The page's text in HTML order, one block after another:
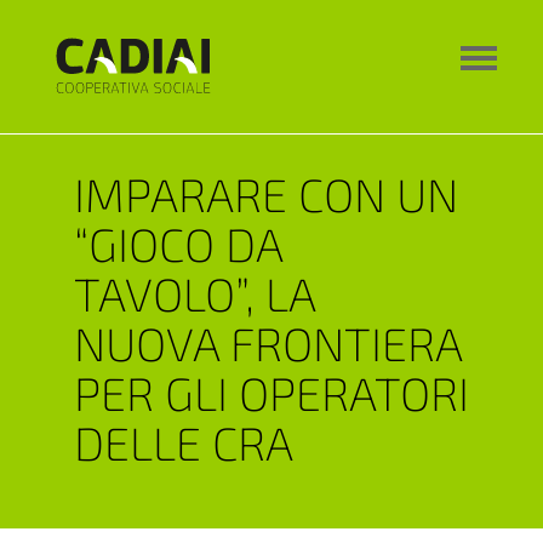
IMPARARE CON UN
“GIOCO DA
TAVOLO”, LA
NUOVA FRONTIERA
PER GLI OPERATORI
DELLE CRA